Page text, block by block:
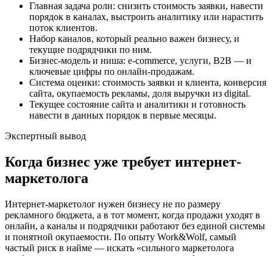
Главная задача роли: снизить стоимость заявки, навести
порядок в каналах, выстроить аналитику или нарастить
поток клиентов.
Набор каналов, который реально важен бизнесу, и
текущие подрядчики по ним.
Бизнес-модель и ниша: e-commerce, услуги, B2B — и
ключевые цифры по онлайн-продажам.
Система оценки: стоимость заявки и клиента, конверсия
сайта, окупаемость рекламы, доля выручки из digital.
Текущее состояние сайта и аналитики и готовность
навести в данных порядок в первые месяцы.
Экспертный вывод
Когда бизнес уже требует интернет-
маркетолога
Интернет-маркетолог нужен бизнесу не по размеру
рекламного бюджета, а в тот момент, когда продажи уходят в
онлайн, а каналы и подрядчики работают без единой системы
и понятной окупаемости. По опыту Work&Wolf, самый
частый риск в найме — искать «сильного маркетолога